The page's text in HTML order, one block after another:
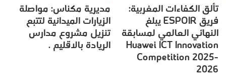
تألق الكفاءات المغربية:
فريق ESPOIR يبلغ
النهائي العالمي لمسابقة
Huawei ICT Innovation
Competition 2025-
2026
مديرية مكناس: مواصلة
الزيارات الميدانية لتتبع
تنزيل مشروع مدارس
الريادة بالاقليم .